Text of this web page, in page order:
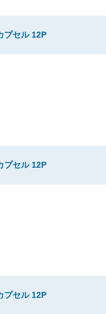
プセル 12P
プセル 12P
プセル 12P